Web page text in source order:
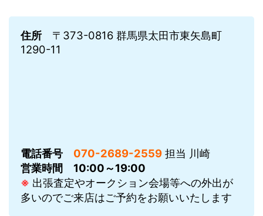
住所 〒373-0816 群馬県太田市東矢島町
1290-11
電話番号 070-2689-2559 担当 川崎
営業時間
10:00～19:00
※ 出張査定やオークション会場等への外出が
多いのでご来店はご予約をお願いいたします